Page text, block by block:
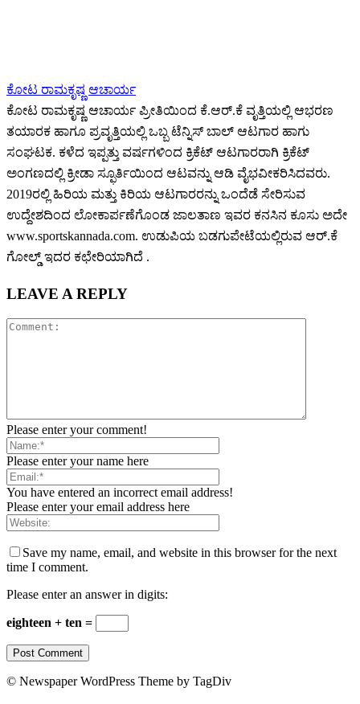
ಕೋಟ ರಾಮಕೃಷ್ಣ ಆಚಾರ್ಯ
ಕೋಟ ರಾಮಕೃಷ್ಣ ಆಚಾರ್ಯ ಪ್ರೀತಿಯಿಂದ ಕೆ.ಆರ್.ಕೆ ವೃತ್ತಿಯಲ್ಲಿ ಆಭರಣ
ತಯಾರಕ ಹಾಗೂ ಪ್ರವೃತ್ತಿಯಲ್ಲಿ ಒಬ್ಬ ಟೆನ್ನಿಸ್ ಬಾಲ್ ಆಟಗಾರ ಹಾಗು
ಸಂಘಟಕ. ಕಳೆದ ಇಪ್ಪತ್ತು ವರ್ಷಗಳಿಂದ ಕ್ರಿಕೆಟ್ ಆಟಗಾರರಾಗಿ ಕ್ರಿಕೆಟ್
ಅಂಗಣದಲ್ಲಿ ಕ್ರೀಡಾ ಸ್ಫೂರ್ತಿಯಿಂದ ಆಟವನ್ನು ಆಡಿ ವೈಭವೀಕರಿಸಿದವರು.
2019ರಲ್ಲಿ ಹಿರಿಯ ಮತ್ತು ಕಿರಿಯ ಆಟಗಾರರನ್ನು ಒಂದೆಡೆ ಸೇರಿಸುವ
ಉದ್ದೇಶದಿಂದ ಲೋಕಾರ್ಪಣೆಗೊಂಡ ಜಾಲತಾಣ ಇವರ ಕನಸಿನ ಕೂಸು ಅದೇ
www.sportskannada.com. ಉಡುಪಿಯ ಬಡಗುಪೇಟೆಯಲ್ಲಿರುವ ಆರ್.ಕೆ
ಗೋಲ್ಡ್ ಇದರ ಕಛೇರಿಯಾಗಿದೆ .
LEAVE A REPLY
Please enter your comment!
Please enter your name here
You have entered an incorrect email address!
Please enter your email address here
Save my name, email, and website in this browser for the next
time I comment.
Please enter an answer in digits:
eighteen + ten =
© Newspaper WordPress Theme by TagDiv